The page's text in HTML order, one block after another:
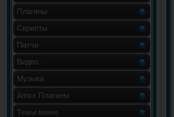
Плагины
Скрипты
Патчи
Видео
Музыка
Amxx Плагины
Темы меню